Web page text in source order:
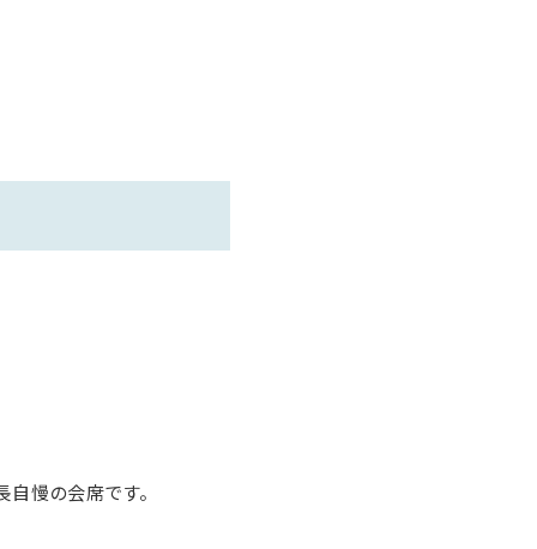
慢の会席です。